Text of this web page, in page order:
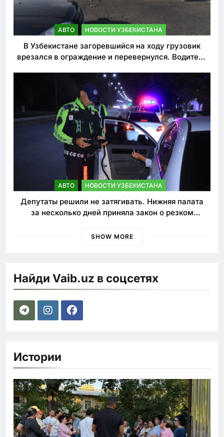
АВТО НОВОСТИ УЗБЕКИСТАНА
В Узбекистане загоревшийся на ходу грузовик
врезался в ограждение и перевернулся. Водитель
АВТО НОВОСТИ УЗБЕКИСТАНА
Депутаты решили не затягивать. Нижняя палата
за несколько дней приняла закон о резком
SHOW MORE
Найди Vaib.uz в соцсетях
Истории